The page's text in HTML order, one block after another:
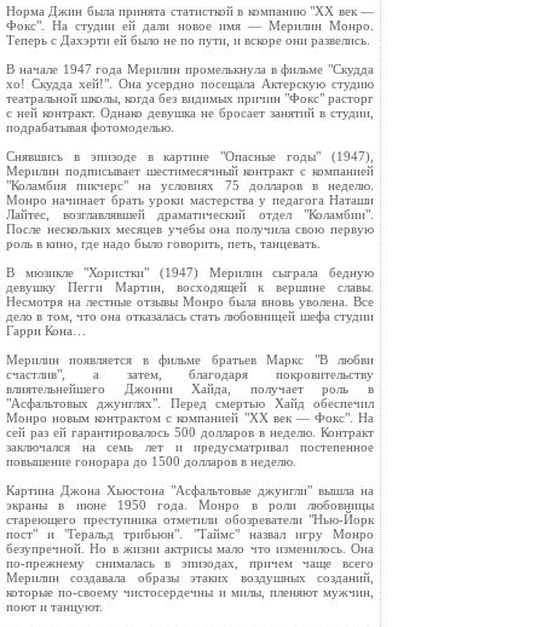
Норма Джин была принята статисткой в компанию "XX век —
Фокс". На студии ей дали новое имя — Мерилин Монро.
Теперь с Дахэрти ей было не по пути, и вскоре они развелись.
В начале 1947 года Мерилин промелькнула в фильме "Скудда
хо! Скудда хей!". Она усердно посещала Актерскую студию
театральной школы, когда без видимых причин "Фокс" расторг
с ней контракт. Однако девушка не бросает занятий в студии,
подрабатывая фотомоделью.
Снявшись в эпизоде в картине "Опасные годы" (1947),
Мерилин подписывает шестимесячный контракт с компанией
"Коламбия пикчерс" на условиях 75 долларов в неделю.
Монро начинает брать уроки мастерства у педагога Наташи
Лайтес, возглавлявшей драматический отдел "Коламбии".
После нескольких месяцев учебы она получила свою первую
роль в кино, где надо было говорить, петь, танцевать.
В мюзикле "Хористки" (1947) Мерилин сыграла бедную
девушку Пегги Мартин, восходящей к вершине славы.
Несмотря на лестные отзывы Монро была вновь уволена. Все
дело в том, что она отказалась стать любовницей шефа студии
Гарри Кона…
Мерилин появляется в фильме братьев Маркс "В любви
счастлив", а затем, благодаря покровительству
влиятельнейшего Джонни Хайда, получает роль в
"Асфальтовых джунглях". Перед смертью Хайд обеспечил
Монро новым контрактом с компанией "XX век — Фокс". На
сей раз ей гарантировалось 500 долларов в неделю. Контракт
заключался на семь лет и предусматривал постепенное
повышение гонорара до 1500 долларов в неделю.
Картина Джона Хьюстона "Асфальтовые джунгли" вышла на
экраны в июне 1950 года. Монро в роли любовницы
стареющего преступника отметили обозреватели "Нью-Йорк
пост" и "Геральд трибьюн". "Таймс" назвал игру Монро
безупречной. Но в жизни актрисы мало что изменилось. Она
по-прежнему снималась в эпизодах, причем чаще всего
Мерилин создавала образы этаких воздушных созданий,
которые по-своему чистосердечны и милы, пленяют мужчин,
поют и танцуют.